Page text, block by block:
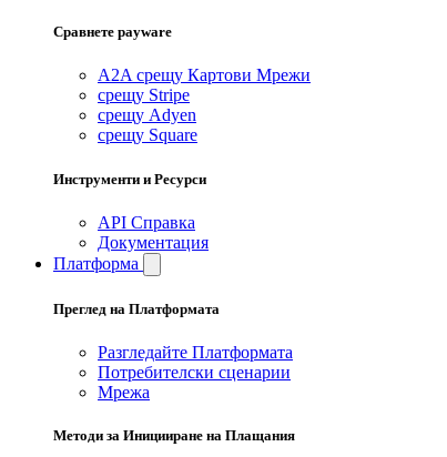
Сравнете payware
A2A срещу Картови Мрежи
срещу Stripe
срещу Adyen
срещу Square
Инструменти и Ресурси
API Справка
Документация
Платформа
Преглед на Платформата
Разгледайте Платформата
Потребителски сценарии
Мрежа
Методи за Иницииране на Плащания